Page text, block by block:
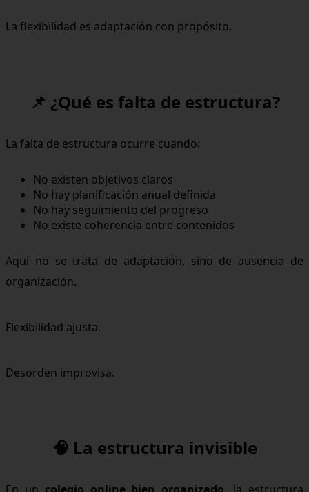
La flexibilidad es adaptación con propósito.
📌 ¿Qué es falta de estructura?
La falta de estructura ocurre cuando:
No existen objetivos claros
No hay planificación anual definida
No hay seguimiento del progreso
No existe coherencia entre contenidos
Aquí no se trata de adaptación, sino de ausencia de
organización.
Flexibilidad ajusta.
Desorden improvisa.
🧠 La estructura invisible